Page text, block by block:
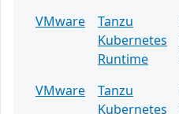
VMware
Tanzu
Kubernetes
Runtime
VMware
Tanzu
Kubernetes